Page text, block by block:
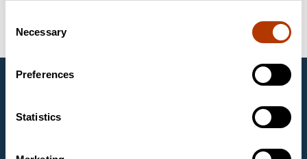
Selection
Necessary
Preferences
Statistics
1997. aastast Eestis tegutsev Labema Eesti OÜ on
Soome firma Labema OY tütarettevõte. Labema OY